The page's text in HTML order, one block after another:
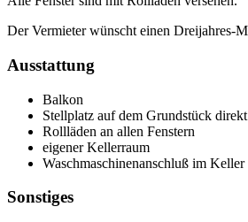
Der Vermieter wünscht einen Dreijahres-
Ausstattung
Balkon
Stellplatz auf dem Grundstück
Rollläden an allen Fenstern
eigener Kellerraum
Waschmaschinenanschluß im Keller
Sonstiges